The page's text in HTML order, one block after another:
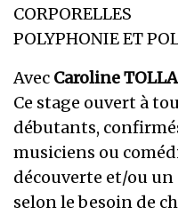
CORPORELLES
POLYPHONIE ET
Avec Caroline
Ce stage ouvert à
débutants,
musiciens ou
découverte et/ou
selon le besoin de